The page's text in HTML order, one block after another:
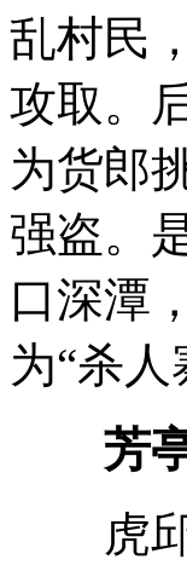
乱村民
攻取。
为货郎
强盗。
口深潭
为“杀
芳
虎邱